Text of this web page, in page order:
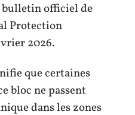
bulletin officiel de
Protection
2026.
que certaines
bloc ne passent
dans les zones